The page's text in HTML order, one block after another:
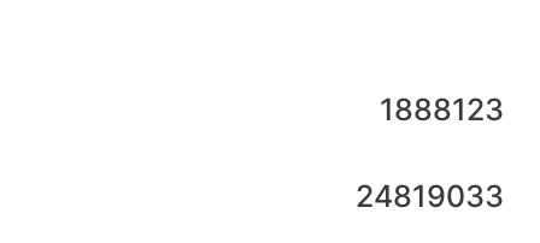
1888123
24819033